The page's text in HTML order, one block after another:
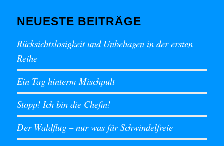
NEUESTE BEITRÄGE
Rücksichtslosigkeit und Unbehagen in der ersten
Reihe
Ein Tag hinterm Mischpult
Stopp! Ich bin die Chefin!
Der Waldflug – nur was für Schwindelfreie